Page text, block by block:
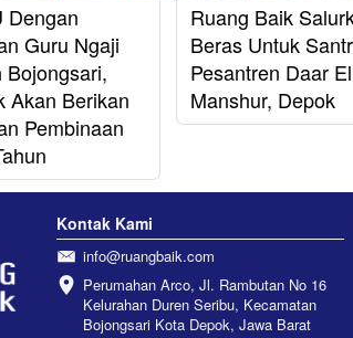
Dengan
Guru Ngaji
Bojongsari,
Akan Berikan
Pembinaan
Ruang Baik
Beras Untuk
Pesantren Daar El
Manshur, Depok
Kontak Kami
info@ruangbaik.com
Perumahan Arco, Jl. Rambutan No 16
Kelurahan Duren Seribu, Kecamatan
Bojongsari Kota Depok, Jawa Barat